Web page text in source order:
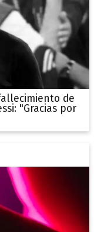
de
"Gracias por